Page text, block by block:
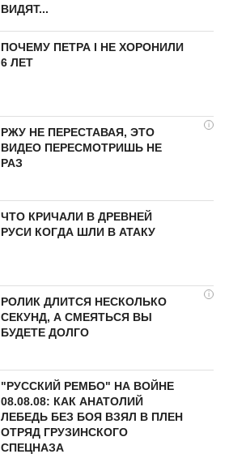
ВИДЯТ...
ПОЧЕМУ ПЕТРА I НЕ ХОРОНИЛИ
6 ЛЕТ
i
РЖУ НЕ ПЕРЕСТАВАЯ, ЭТО
ВИДЕО ПЕРЕСМОТРИШЬ НЕ
РАЗ
ЧТО КРИЧАЛИ В ДРЕВНЕЙ
РУСИ КОГДА ШЛИ В АТАКУ
i
РОЛИК ДЛИТСЯ НЕСКОЛЬКО
СЕКУНД, А СМЕЯТЬСЯ ВЫ
БУДЕТЕ ДОЛГО
"РУССКИЙ РЕМБО" НА ВОЙНЕ
08.08.08: КАК АНАТОЛИЙ
ЛЕБЕДЬ БЕЗ БОЯ ВЗЯЛ В ПЛЕН
ОТРЯД ГРУЗИНСКОГО
СПЕЦНАЗА